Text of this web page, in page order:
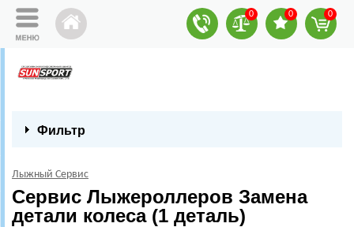
0 0 0
Фильтр
Лыжный Сервис
Сервис Лыжероллеров Замена
детали колеса (1 деталь)